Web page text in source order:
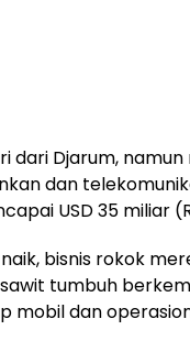
dari Djarum,
dan
USD 35 miliar
bisnis rokok
tumbuh
mobil dan